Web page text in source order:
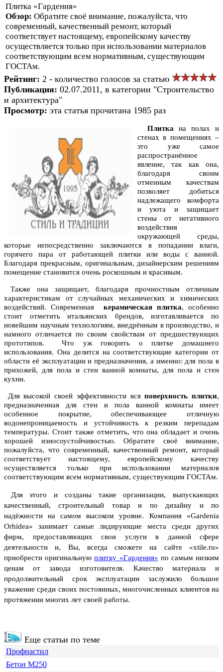
Плитка «Гардения»
Обзор: Обратите своё внимание, пожалуйста, что
современный, качественный ремонт, который
соответствует настоящему, европейскому качеству
осуществляется только при использовании материалов
соответствующим всем нормативным, существующим
ГОСТАм.
Рейтинг: 2 - количество голосов за статью
Публикация: 02.07.2011, в категории "Строительство
и архитектура"
Просмотр: эта статья прочитана 1985 раз
Плитка на полах и
стенах в помещениях –
это уже самое
распространённое
явление, так как она,
благодаря своим
отменным качествам
позволяет добиться
надлежащего комфорта
и уюта и защищает
стены от негативного
воздействия
окружающей среды,
которые непосредственно заключаются в попадании влаги,
горячего пара от работающей плитки или воды с ванной.
Благодаря прекрасным, оригинальным, дизайнерским решениям
помещение становится очень роскошным и красивым.
Также она защищает, благодаря прочностным отличным
характеристикам от случайных механических и химических
воздействий. Современная керамическая плитка, особенно
стоит отметить итальянских брендов, изготавливается по
новейшим научным технологиям, внедрённым в производство, и
намного отличается по своим свойствам от предшествующих
прототипов. Что уж говорить о плитке домашнего
использования. Она делится на соответствующие категории от
области её эксплуатации и предназначения, а именно: для пола в
прихожей, для пола и стен ванной комнаты, для пола и стен
кухни.
Для высокой своей эффективности всяповерхность плитки,
предназначенная для стен и пола ванной комнаты имеет
особенное покрытие, обеспечивающее отличную
водонепроницаемость и устойчивость к резким перепадам
температуры. Стоит также отметить, что она обладает и очень
хорошей износоустойчивостью. Обратите своё внимание,
пожалуйста, что современный, качественный ремонт, который
соответствует настоящему, европейскому качеству
осуществляется только при использовании материалов
соответствующим всем нормативным, существующим ГОСТАм.
Для этого и созданы такие организации, выпускающих
качественный, строительный товар и по дизайну и по
надёжности на самом высоком уровне.
Компания «Gardenia
Orhidea» занимает самые лидирующие места среди других
фирм, предоставляющих свои услуги в данной сфере
деятельности и, Вы, всегда сможете на сайте «xtile.ru»
приобрести оригинальнуюплитку «Гардения» по самым низким
ценам от завода изготовителя. Качество материала и
продолжительный срок эксплуатации заслужило большое
уважение среди своих постоянных, многочисленных клиентов на
протяжении многих лет своей работы.
Еще статьи по теме
Профнастил
Бетон М250